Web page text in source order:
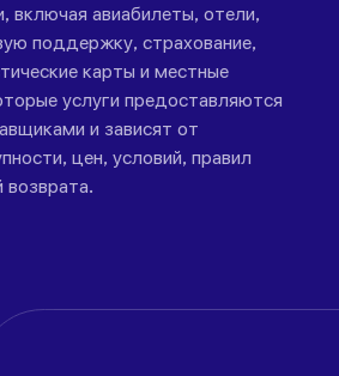
включая авиабилеты, отели,
поддержку, страхование,
карты и местные
услуги предоставляются
и зависят от
цен, условий, правил
возврата.